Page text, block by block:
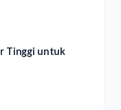
Tinggi untuk